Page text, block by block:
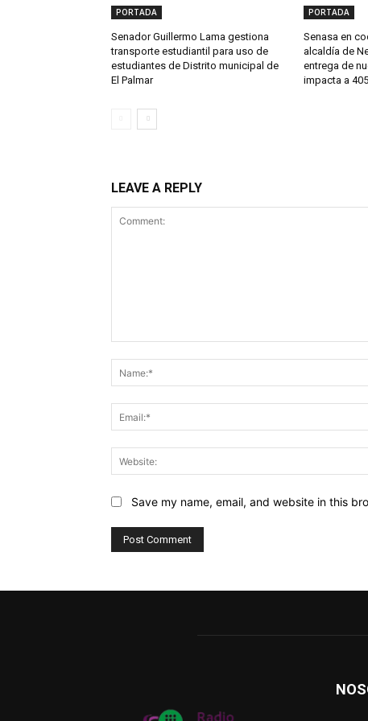
PORTADA
Senador Guillermo Lama gestiona
transporte estudiantil para uso de
estudiantes de Distrito municipal de
El Palmar
PORTADA
Senasa en
alcaldía de
entrega de
impacta a
LEAVE A REPLY
Save my name, email, and website in this